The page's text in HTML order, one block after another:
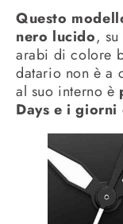
Questo
nero lucido,
arabi di colore
datario non è a
al suo interno è
Days e i giorni